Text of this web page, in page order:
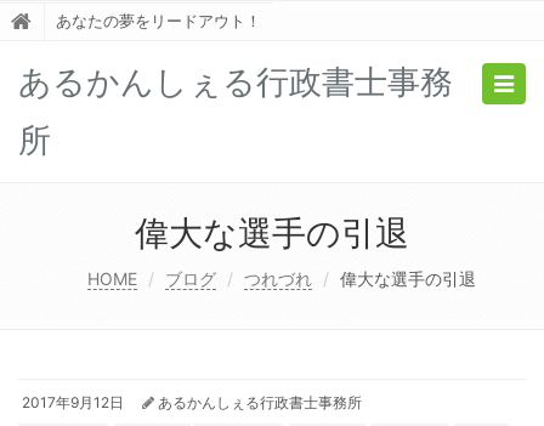
あなたの夢をリードアウト！
あるかんしぇる行政書士事務
所
偉大な選手の引退
HOME ブログ つれづれ 偉大な選手の引退
2017年9月12日 あるかんしぇる行政書士事務所